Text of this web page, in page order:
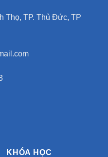
Thọ, TP. Thủ Đức, TP
KHÓA HỌC